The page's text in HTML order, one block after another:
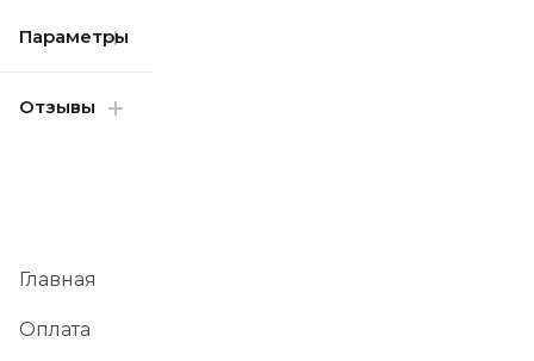
Параметры
Отзывы
Главная
Оплата